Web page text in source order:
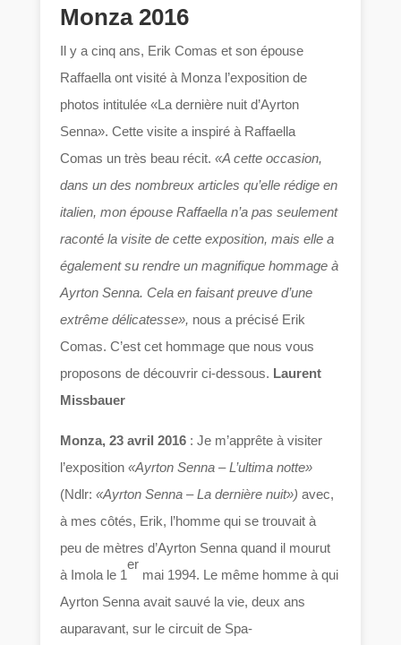
Monza 2016
Il y a cinq ans, Erik Comas et son épouse
Raffaella ont visité à Monza l’exposition de
photos intitulée «La dernière nuit d’Ayrton
Senna». Cette visite a inspiré à Raffaella
Comas un très beau récit.«A cette occasion,
dans un des nombreux articles qu’elle rédige en
italien, mon épouse Raffaella n’a pas seulement
raconté la visite de cette exposition, mais elle a
également su rendre un magnifique hommage à
Ayrton Senna. Cela en faisant preuve d’une
extrême délicatesse», nous a précisé Erik
Comas. C’est cet hommage que nous vous
proposons de découvrir ci-dessous. Laurent
Missbauer
Monza, 23 avril 2016 : Je m’apprête à visiter
l’exposition«Ayrton Senna – L’ultima notte»
(Ndlr:«Ayrton Senna – La dernière nuit») avec,
à mes côtés, Erik, l’homme qui se trouvait à
peu de mètres d’Ayrton Senna quand il mourut
à Imola le 1
er
mai 1994. Le même homme à qui
Ayrton Senna avait sauvé la vie, deux ans
auparavant, sur le circuit de Spa-